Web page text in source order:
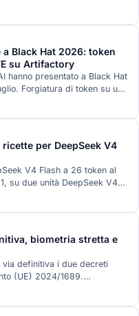
ActiveMQ. Il 26,0% risolve la
prova invece della causa.
Black Hat 2026: token
su Artifactory
hanno presentato a Black Hat
Forgiatura di token su un
usato come servizio di
di comunicazione fra run di
tecnici pubblicati dalle
per DeepSeek V4
V4 Flash a 26 token al
su due unità DeepSeek V4
a 348k di contesto. Gli
128 GB e 273 GB/s, e le
biometria stretta e
via definitiva i due decreti
(UE) 2024/1689.
solo con autorizzazione